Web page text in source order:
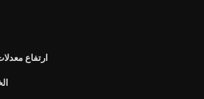
ارتفاع